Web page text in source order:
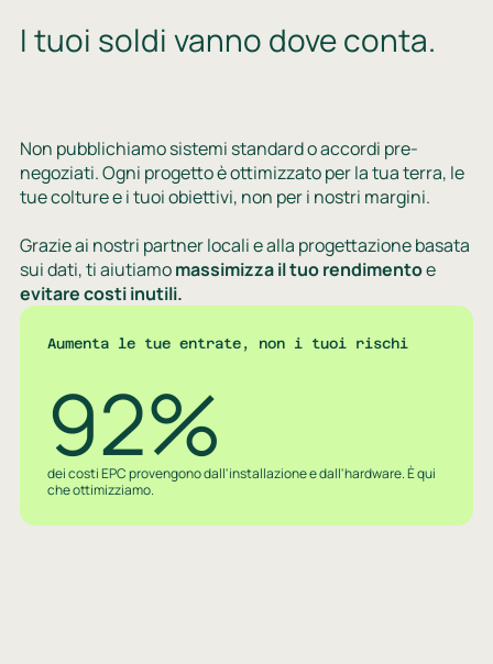
I tuoi soldi vanno dove conta.
Non pubblichiamo sistemi standard o accordi pre-
negoziati. Ogni progetto è ottimizzato per la tua terra, le
tue colture e i tuoi obiettivi, non per i nostri margini.
Grazie ai nostri partner locali e alla progettazione basata
sui dati, ti aiutiamomassimizza il tuo rendimentoe
evitare costi inutili.
Aumenta le tue entrate, non i tuoi rischi
92%
dei costi EPC provengono dall'installazione e dall'hardware. È qui
che ottimizziamo.